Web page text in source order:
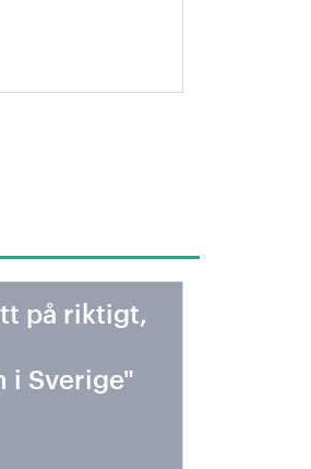
på riktigt,
i Sverige"